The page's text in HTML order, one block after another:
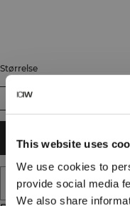
This website uses
We use cookies to
provide social media
We also share
Størrelse
XS